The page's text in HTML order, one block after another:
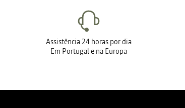
Assistência 24 horas por dia
Em Portugal e na Europa